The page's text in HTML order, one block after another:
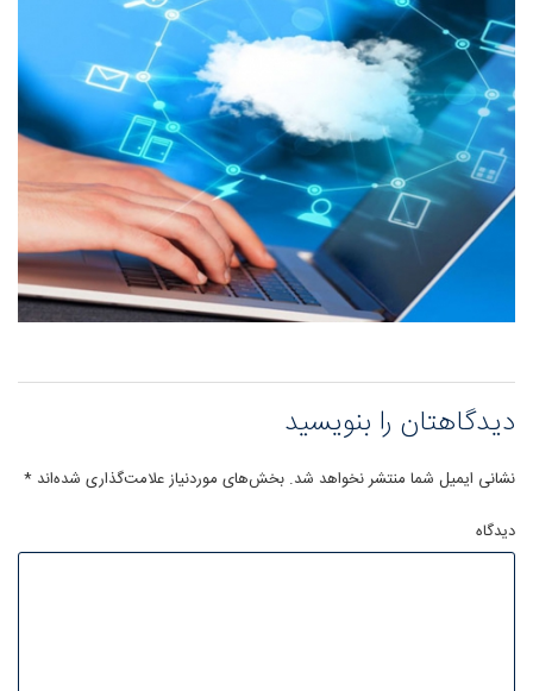
دیدگاهتان را بنویسید
نشانی ایمیل شما منتشر نخواهد شد. بخش‌های موردنیاز علامت‌گذاری شده‌اند *
دیدگاه